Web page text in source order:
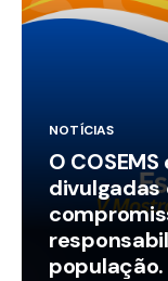
NOTÍCIAS
O
divulgadas
população.